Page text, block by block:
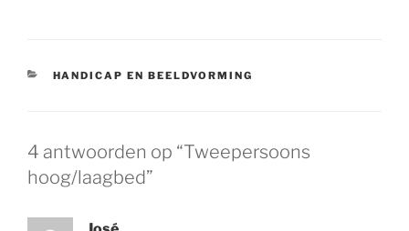
CATEGORIEËN
HANDICAP EN BEELDVORMING
4 antwoorden op “Tweepersoons
hoog/laagbed”